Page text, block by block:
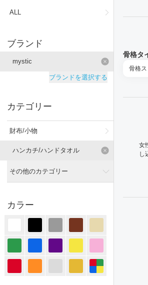
ALL
ブランド
mystic
ブランドを選択する
カテゴリー
財布/小物
ハンカチ/ハンドタオル
その他のカテゴリー
ジャケット/アウター
パンツ
オールインワン・サロペット
カラー
骨格タ
骨格
女
し